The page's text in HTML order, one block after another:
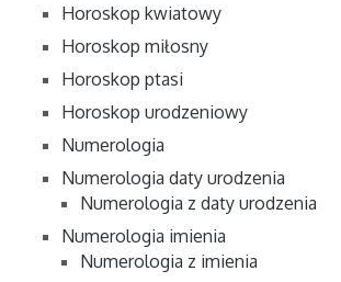
Horoskop kwiatowy
Horoskop miłosny
Horoskop ptasi
Horoskop urodzeniowy
Numerologia
Numerologia daty urodzenia
Numerologia z daty urodzenia
Numerologia imienia
Numerologia z imienia